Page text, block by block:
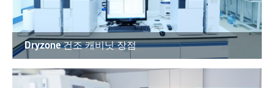
Dryzone 건조 캐비닛 장점